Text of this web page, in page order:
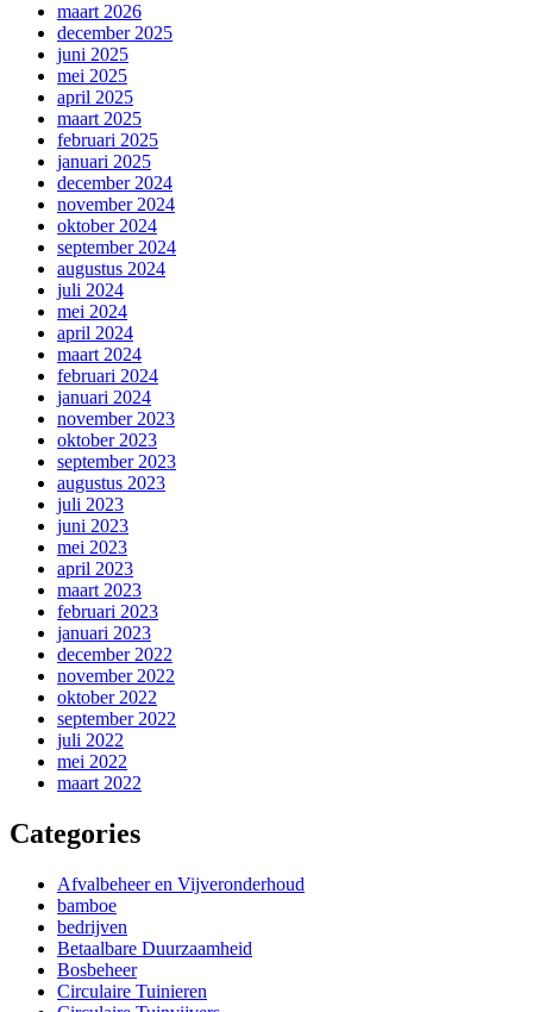
maart 2026
december 2025
juni 2025
mei 2025
april 2025
maart 2025
februari 2025
januari 2025
december 2024
november 2024
oktober 2024
september 2024
augustus 2024
juli 2024
mei 2024
april 2024
maart 2024
februari 2024
januari 2024
november 2023
oktober 2023
september 2023
augustus 2023
juli 2023
juni 2023
mei 2023
april 2023
maart 2023
februari 2023
januari 2023
december 2022
november 2022
oktober 2022
september 2022
juli 2022
mei 2022
maart 2022
Categories
Afvalbeheer en Vijveronderhoud
bamboe
bedrijven
Betaalbare Duurzaamheid
Bosbeheer
Circulaire Tuinieren